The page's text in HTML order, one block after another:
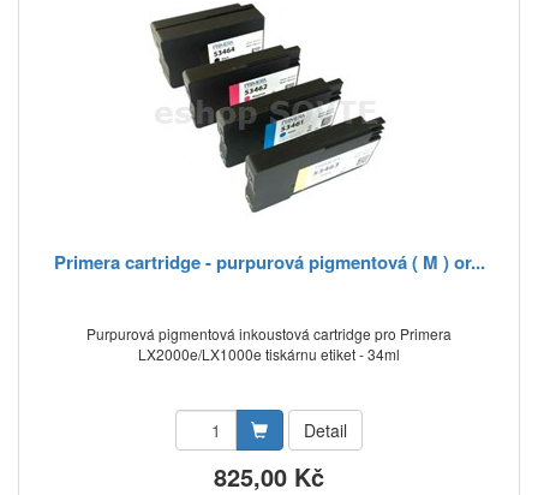
Primera cartridge - purpurová pigmentová ( M ) or...
Purpurová pigmentová inkoustová cartridge pro Primera
LX2000e/LX1000e tiskárnu etiket - 34ml
Detail
825,00 Kč